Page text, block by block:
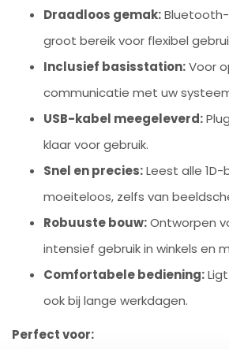
Draadloos gemak:
groot bereik voor flexibel
Inclusief basisstation:Voor
communicatie met uw
USB-kabel meegeleverd:
klaar voor gebruik.
Snel en precies:Leest alle
moeiteloos, zelfs van
Robuuste bouw:Ontworpen
intensief gebruik in winkels en
Comfortabele bediening:
ook bij lange werkdagen.
Perfect voor: